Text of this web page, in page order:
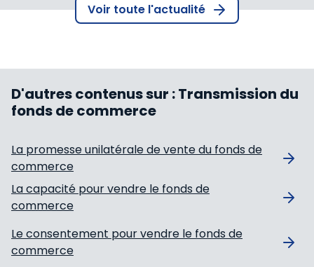
Voir toute l'actualité
D'autres contenus sur :Transmission du
fonds de commerce
La promesse unilatérale de vente du fonds de
commerce
La capacité pour vendre le fonds de
commerce
Le consentement pour vendre le fonds de
commerce